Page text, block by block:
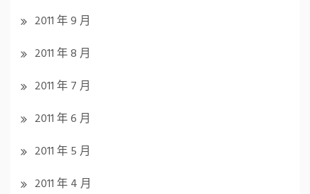
2011 年 9 月
2011 年 8 月
2011 年 7 月
2011 年 6 月
2011 年 5 月
2011 年 4 月